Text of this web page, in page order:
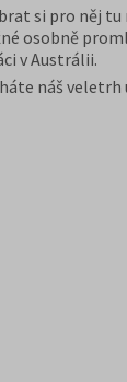
si pro něj
osobně
v Austrálii.
náš